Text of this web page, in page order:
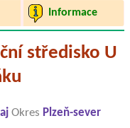
Informace
středisko U
Okres Plzeň-sever